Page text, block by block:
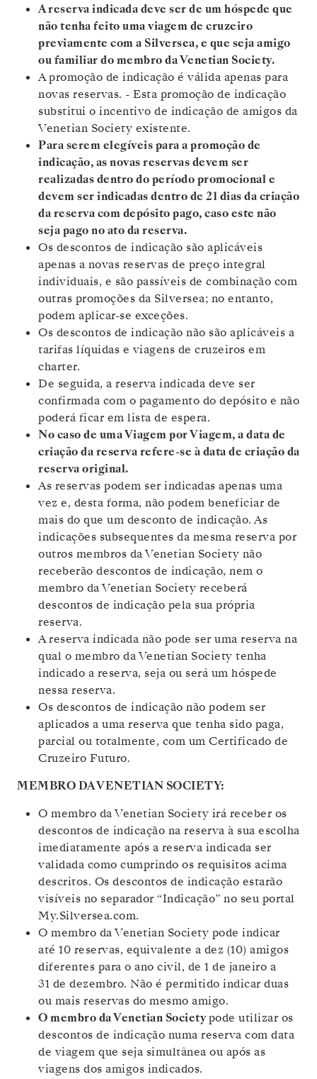
A reserva indicada deve ser de um hóspede que
não tenha feito uma viagem de cruzeiro
previamente com a Silversea, e que seja amigo
ou familiar do membro da Venetian Society.
A promoção de indicação é válida apenas para
novas reservas. - Esta promoção de indicação
substitui o incentivo de indicação de amigos da
Venetian Society existente.
Para serem elegíveis para a promoção de
indicação, as novas reservas devem ser
realizadas dentro do período promocional e
devem ser indicadas dentro de 21 dias da criação
da reserva com depósito pago, caso este não
seja pago no ato da reserva.
Os descontos de indicação são aplicáveis
apenas a novas reservas de preço integral
individuais, e são passíveis de combinação com
outras promoções da Silversea; no entanto,
podem aplicar-se exceções.
Os descontos de indicação não são aplicáveis a
tarifas líquidas e viagens de cruzeiros em
charter.
De seguida, a reserva indicada deve ser
confirmada com o pagamento do depósito e não
poderá ficar em lista de espera.
No caso de uma Viagem por Viagem, a data de
criação da reserva refere-se à data de criação da
reserva original.
As reservas podem ser indicadas apenas uma
vez e, desta forma, não podem beneficiar de
mais do que um desconto de indicação. As
indicações subsequentes da mesma reserva por
outros membros da Venetian Society não
receberão descontos de indicação, nem o
membro da Venetian Society receberá
descontos de indicação pela sua própria
reserva.
A reserva indicada não pode ser uma reserva na
qual o membro da Venetian Society tenha
indicado a reserva, seja ou será um hóspede
nessa reserva.
Os descontos de indicação não podem ser
aplicados a uma reserva que tenha sido paga,
parcial ou totalmente, com um Certificado de
Cruzeiro Futuro.
MEMBRO DA VENETIAN SOCIETY:
O membro da Venetian Society irá receber os
descontos de indicação na reserva à sua escolha
imediatamente após a reserva indicada ser
validada como cumprindo os requisitos acima
descritos. Os descontos de indicação estarão
visíveis no separador “Indicação” no seu portal
My.Silversea.com.
O membro da Venetian Society pode indicar
até 10 reservas, equivalente a dez (10) amigos
diferentes para o ano civil, de 1 de janeiro a
31 de dezembro. Não é permitido indicar duas
ou mais reservas do mesmo amigo.
O membro da Venetian Societypode utilizar os
descontos de indicação numa reserva com data
de viagem que seja simultânea ou após as
viagens dos amigos indicados.